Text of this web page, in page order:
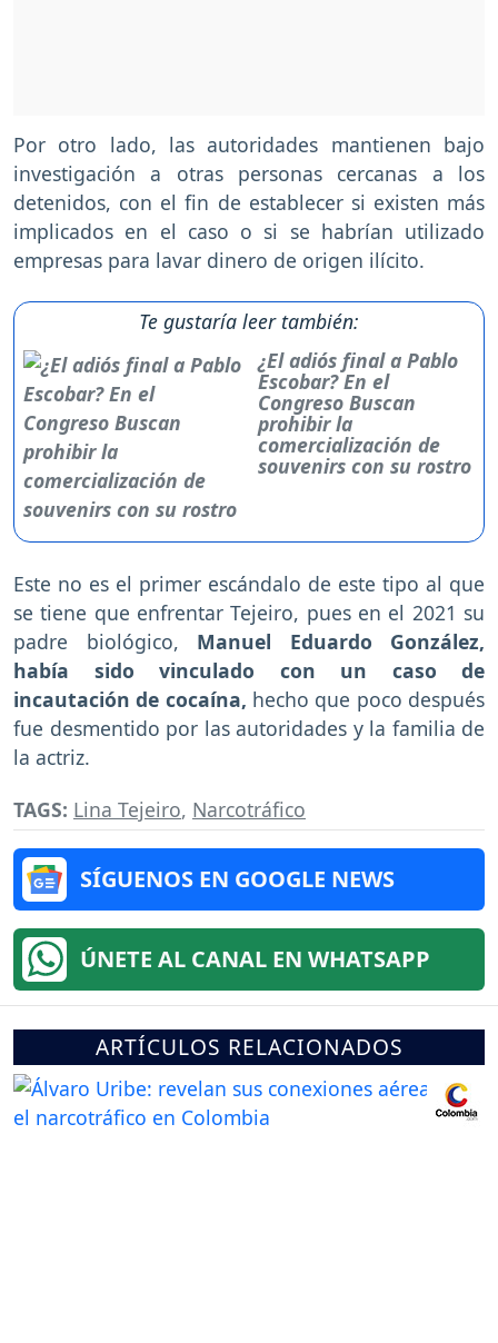
Por otro lado, las autoridades mantienen bajo
investigación a otras personas cercanas a los
detenidos, con el fin de establecer si existen más
implicados en el caso o si se habrían utilizado
empresas para lavar dinero de origen ilícito.
Te gustaría leer también:
¿El adiós final a Pablo
Escobar? En el
Congreso Buscan
prohibir la
comercialización de
souvenirs con su rostro
Este no es el primer escándalo de este tipo al que
se tiene que enfrentar Tejeiro, pues en el 2021 su
padre biológico, Manuel Eduardo González,
había sido vinculado con un caso de
incautación de cocaína, hecho que poco después
fue desmentido por las autoridades y la familia de
la actriz.
TAGS: Lina Tejeiro, Narcotráfico
SÍGUENOS EN GOOGLE NEWS
ÚNETE AL CANAL EN WHATSAPP
ARTÍCULOS RELACIONADOS